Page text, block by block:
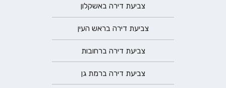
צביעת דירה באשקלון
צביעת דירה בראש העין
צביעת דירה ברחובות
צביעת דירה ברמת גן